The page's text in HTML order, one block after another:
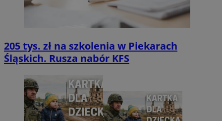
205 tys. zł na szkolenia w Piekarach
Śląskich. Rusza nabór KFS